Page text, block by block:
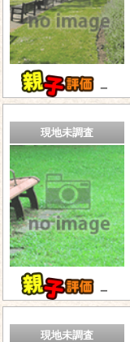
－
現地未調査
－
現地未調査